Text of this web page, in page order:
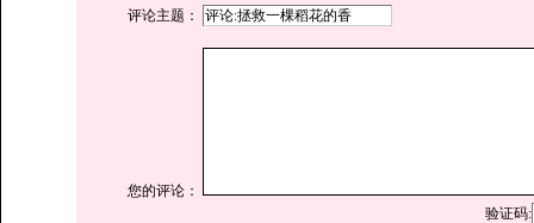
评论主题：
您的评论：
验证码: